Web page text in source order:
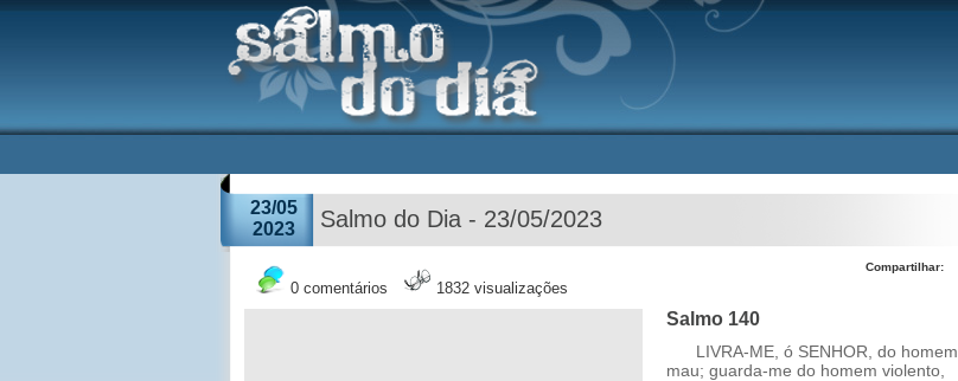
23/05
2023
Salmo do Dia - 23/05/2023
0 comentários 1832 visualizações
Compartilhar:
Salmo 140
LIVRA-ME, ó SENHOR, do homem
mau; guarda-me do homem violento,